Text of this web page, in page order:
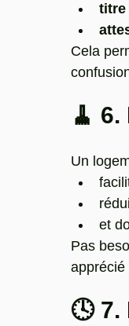
titre
Cela
🧹
Un
et
Pas
apprécié
🕓